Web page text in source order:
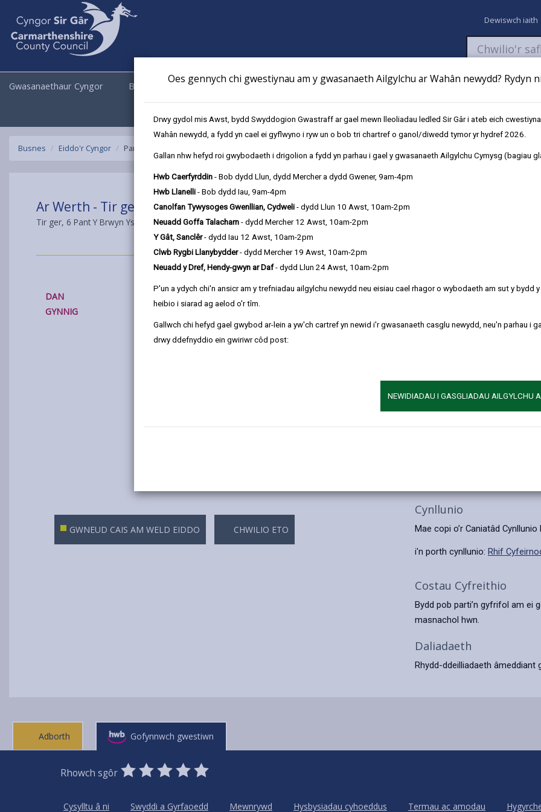
Oes gennych chi gwestiynau am y gwasanaeth Ailgylchu ar Wahân newydd? Rydyn
Drwy gydol mis Awst, bydd Swyddogion Gwastraff ar gael mewn lleoliadau ledled Sir Gâr i ateb eich
Wahân newydd, a fydd yn cael ei gyflwyno i ryw un o bob tri chartref o ganol/diwedd tymor yr hydref 2026.
Gallan nhw hefyd roi gwybodaeth i drigolion a fydd yn parhau i gael y gwasanaeth Ailgylchu Cymysg (bagiau
Hwb Caerfyrddin - Bob dydd Llun, dydd Mercher a dydd Gwener, 9am-4pm
Hwb Llanelli - Bob dydd Iau, 9am-4pm
Canolfan Tywysoges Gwenllian, Cydweli - dydd Llun 10 Awst, 10am-2pm
Neuadd Goffa Talacharn - dydd Mercher 12 Awst, 10am-2pm
Y Gât, Sanclêr- dydd Iau 12 Awst, 10am-2pm
Clwb Rygbi Llanybydder- dydd Mercher 19 Awst, 10am-2pm
Neuadd y Dref, Hendy-gwyn ar Daf- dydd Llun 24 Awst, 10am-2pm
P'un a ydych chi'n ansicr am y trefniadau ailgylchu newydd neu eisiau cael rhagor o wybodaeth am sut y bydd
heibio i siarad ag aelod o'r tîm.
Gallwch chi hefyd gael gwybod ar-lein a yw'ch cartref yn newid i'r gwasanaeth casglu newydd, neu'n parhau i
drwy ddefnyddio ein gwiriwr côd post:
NEWIDIADAU I GASGLIADAU AILGYLCHU
Dewiswch iaith
Gwasanaethaur Cyngor Busnes Cyngor a Democratiaeth Newyddion
Fy Nghyfrifon Talu Cyflwyno cais
Busnes Eiddo'r Cyngor Pantybrwyn Ystradowen
Ar Werth - Tir ger 6 Pant Y Brwyn Ystradowen
Tir ger, 6 Pant Y Brwyn Ystradowen SA9 2YF.
DAN
GYNNIG
GWNEUD CAIS AM WELD EIDDO CHWILIO ETO
Manylion Allweddol
Arwynebedd y safle tur 0.5
Mae’r safle ym mhentref
gymunedol a nifer o diroedd
Mae Ystradowen yn bentref
Sir Gaerfyrddin. Sai far ffin
Brycheiniog, 3 milltir I’r
Cynllunio
Mae copi o’r Caniatâd
i'n porth cynllunio: Rhif
Costau Cyfreithio
Bydd pob parti’n gyfrifol am ei
masnachol hwn.
Daliadaeth
Rhydd-ddeilliadaeth âmeddiant
Adborth Gofynnwch gwestiwn
Rhowch sgôr
0
Stars
1
Star
2
Stars
3
Stars
4
Stars
5
Stars
Cysylltu â ni
Swyddi a Gyrfaoedd Mewnrywd Hysbysiadau cyhoeddus Termau ac amodau